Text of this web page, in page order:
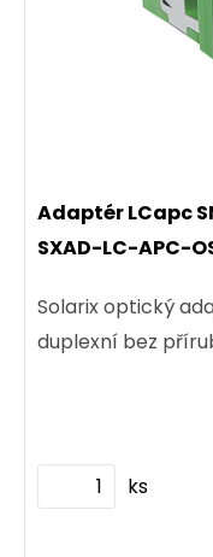
Adaptér LCapc SM OS
SXAD-LC-APC-
Solarix optický
duplexní bez
ks